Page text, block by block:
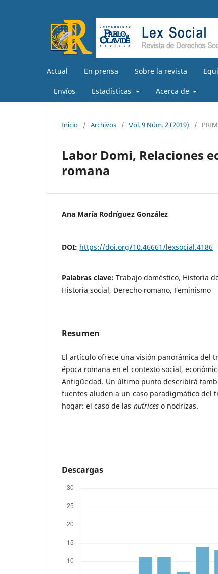
Actual En prensa Sobre la revista
Envíos Estadísticas Acerca de
Inicio / Archivos / Vol. 9 Núm. 2 (2019) /
Labor Domi, Relaciones
romana
Ana María Rodríguez González
DOI: https://doi.org/10.46661/lexsocial.4186
Palabras clave: Trabajo doméstico, Historia
Historia social, Derecho romano, Feminismo
Resumen
El artículo ofrece una visión panorámica del
época romana en el contexto social,
Antigüedad. Un último punto describirá
fuentes aluden a un caso paradigmático del
hogar: el caso de las nutrices o nodrizas.
Descargas